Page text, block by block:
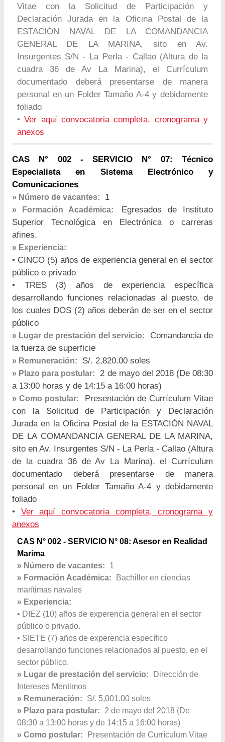
Vitae con la Solicitud de Participación y
Declaración Jurada en la Oficina Postal de la
ESTACIÓN NAVAL DE LA COMANDANCIA
GENERAL DE LA MARINA, sito en Av.
Insurgentes S/N - La Perla - Callao (Altura de la
cuadra 36 de Av La Marina), el Currículum
documentado deberá presentarse de manera
personal en un Folder Tamaño A-4 y debidamente
foliado
•Ver aquí convocatoria completa, cronograma y
anexos
CAS N° 002 - SERVICIO N° 07: Técnico
Especialista en Sistema Electrónico y
Comunicaciones
» Número de vacantes: 1
» Formación Académica:
Egresados de Instituto
Superior Tecnológica en Electrónica o carreras
afines.
» Experiencia:
• CINCO (5) años de experiencia general en el sector
público o privado
• TRES (3) años de experiencia específica
desarrollando funciones relacionadas al puesto, de
los cuales DOS (2) años deberán de ser en el sector
público
» Lugar de prestación del servicio:
Comandancia de
la fuerza de superficie
» Remuneración: S/. 2,820.00 soles
» Plazo para postular:
2 de mayo del 2018 (De 08:30
a 13:00 horas y de 14:15 a 16:00 horas)
» Como postular:
Presentación de Currículum Vitae
con la Solicitud de Participación y Declaración
Jurada en la Oficina Postal de la ESTACIÓN NAVAL
DE LA COMANDANCIA GENERAL DE LA MARINA,
sito en Av. Insurgentes S/N - La Perla - Callao (Altura
de la cuadra 36 de Av La Marina), el Currículum
documentado deberá presentarse de manera
personal en un Folder Tamaño A-4 y debidamente
foliado
• Ver aquí convocatoria completa, cronograma y
anexos
CAS N° 002 - SERVICIO N° 08: Asesor en Realidad
Marima
» Número de vacantes:
1
» Formación Académica:
Bachiller en ciencias
marítimas navales
» Experiencia:
• DIEZ (10) años de experencia general en el sector
público o privado.
• SIETE (7) años de experencia específico
desarrollando funciones relacionados al puesto, en el
sector público.
» Lugar de prestación del servicio:
Dirección de
Intereses Mentimos
» Remuneración:
S/. 5,001.00 soles
» Plazo para postular:
2 de mayo del 2018 (De
08:30 a 13:00 horas y de 14:15 a 16:00 horas)
» Como postular:
Presentación de Currículum Vitae